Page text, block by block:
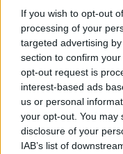
If you wish to opt-out
processing of your
targeted advertising
section to confirm
opt-out request is
interest-based ads
us or personal
your opt-out. You may
disclosure of your
IAB’s list of
vegye, Iránnak
szövetségesei
szempontot is
Hezbollah, a
részesülnek
kérdés, hogy
Irán védelmére